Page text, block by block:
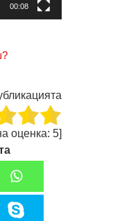
00:08
оценка: 5]